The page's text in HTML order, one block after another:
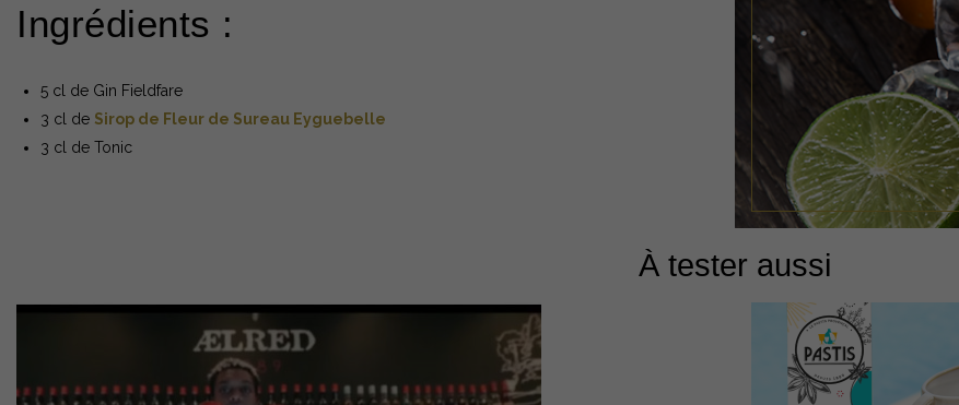
Ingrédients :
5 cl de Gin Fieldfare
3 cl de Sirop de Fleur de Sureau Eyguebelle
3 cl de Tonic
À tester aussi